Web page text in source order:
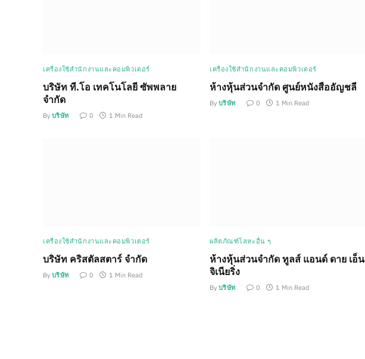
เครื่องใช้สำนักงานและคอมพิวเตอร์
บริษัท ที.โอ เทคโนโลยี ซัพพลาย
จำกัด
By บริษัท 0 1 Min Read
เครื่องใช้สำนักงานและคอมพิวเตอร์
ห้างหุ้นส่วนจำกัด ศูนย์หนังสืออัญชลี
By บริษัท 0 1 Min Read
เครื่องใช้สำนักงานและคอมพิวเตอร์
บริษัท คริสตัลสตาร์ จำกัด
By บริษัท 0 1 Min Read
ผลิตภัณฑ์โลหะอื่น ๆ
ห้างหุ้นส่วนจำกัด ทูลส์ แอนด์ ดาย เอ็น
จิเนียริ่ง
By บริษัท 0 1 Min Read